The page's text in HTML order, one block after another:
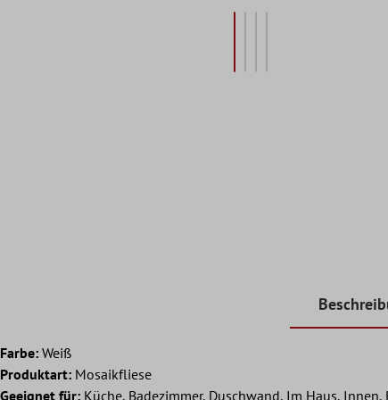
Farbe: Weiß
Produktart: Mosaikfliese
Geeignet für: Küche, Badezimmer, Duschwand, Im Haus,